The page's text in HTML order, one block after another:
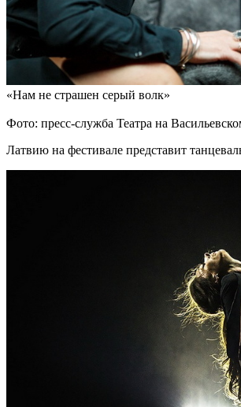
«Нам не страшен серый волк»
Фото: пресс-служба Театра на
Латвию на фестивале представит